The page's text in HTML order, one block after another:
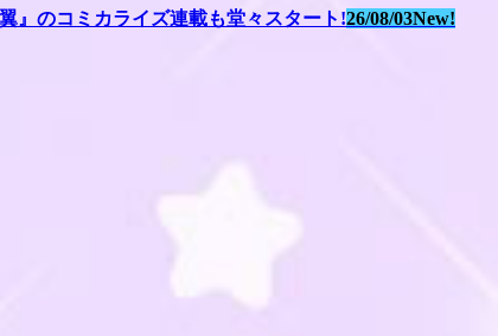
』のコミカライズ連載も堂々スタート!26/08/03New!